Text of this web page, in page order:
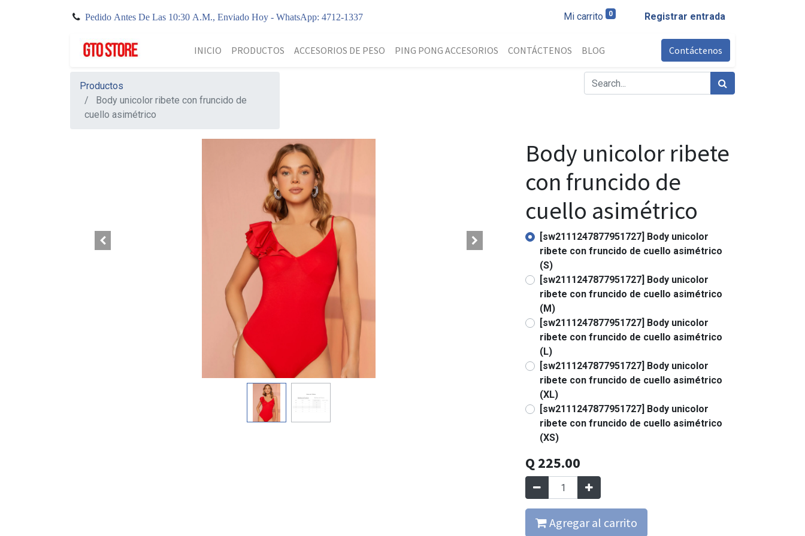
Pedido Antes De Las 10:30 A.M., Enviado Hoy - WhatsApp: 4712-1337 Mi carrito 0 Registrar entrada
INICIO PRODUCTOS ACCESORIOS DE PESO PING PONG ACCESORIOS CONTÁCTENOS BLOG Contáctenos
Productos
Body unicolor ribete con fruncido de
cuello asimétrico
Body unicolor ribete
con fruncido de
cuello asimétrico
[sw2111247877951727] Body unicolor
ribete con fruncido de cuello asimétrico
(S)
[sw2111247877951727] Body unicolor
ribete con fruncido de cuello asimétrico
(M)
[sw2111247877951727] Body unicolor
ribete con fruncido de cuello asimétrico
(L)
[sw2111247877951727] Body unicolor
ribete con fruncido de cuello asimétrico
(XL)
[sw2111247877951727] Body unicolor
ribete con fruncido de cuello asimétrico
(XS)
Q 225.00
Agregar al carrito